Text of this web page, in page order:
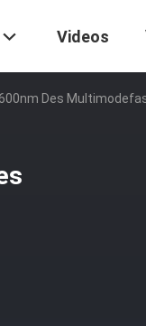
Videos
Des